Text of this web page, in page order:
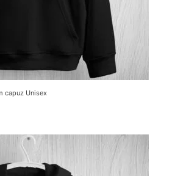
capuz Unisex